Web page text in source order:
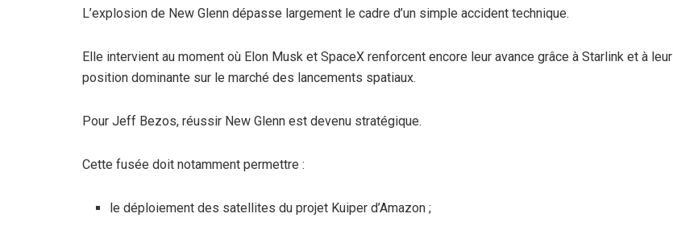
L’explosion de New Glenn dépasse largement le cadre d’un simple accident technique.
Elle intervient au moment où Elon Musk et SpaceX renforcent encore leur avance grâce à Starlink et à leur
position dominante sur le marché des lancements spatiaux.
Pour Jeff Bezos, réussir New Glenn est devenu stratégique.
Cette fusée doit notamment permettre :
le déploiement des satellites du projet Kuiper d’Amazon ;